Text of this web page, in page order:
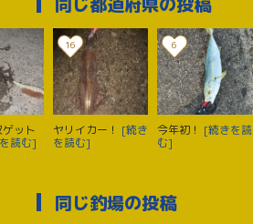
ット
読む]
16
ヤリイカー！ [続き
を読む]
6
今年初！ [続きを読
む]
同じ釣場の投稿